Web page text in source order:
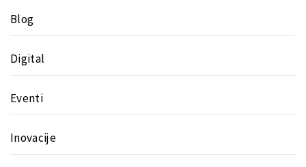
Blog
Digital
Eventi
Inovacije